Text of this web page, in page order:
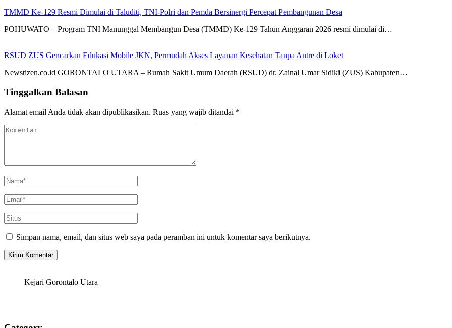
TMMD Ke-129 Resmi Dimulai di Taluditi, TNI-Polri dan Pemda Bersinergi Percepat Pembangunan Desa
POHUWATO – Program TNI Manunggal Membangun Desa (TMMD) Ke-129 Tahun Anggaran 2026 resmi dimulai di…
RSUD ZUS Gencarkan Edukasi Mobile JKN, Permudah Akses Layanan Kesehatan Tanpa Antre di Loket
Newstizen.co.id GORONTALO UTARA – Rumah Sakit Umum Daerah (RSUD) dr. Zainal Umar Sidiki (ZUS) Kabupaten…
Tinggalkan Balasan
Alamat email Anda tidak akan dipublikasikan. Ruas yang wajib ditandai *
Simpan nama, email, dan situs web saya pada peramban ini untuk komentar saya berikutnya.
Kejari Gorontalo Utara